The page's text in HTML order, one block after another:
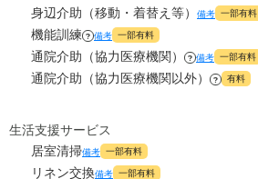
身辺介助（移動・着替え等） 備考 一部有料
機能訓練 ? 備考 一部有料
通院介助（協力医療機関） ? 備考 一部有料
通院介助（協力医療機関以外） ? 有料
生活支援サービス
居室清掃備考 一部有料
リネン交換備考 一部有料